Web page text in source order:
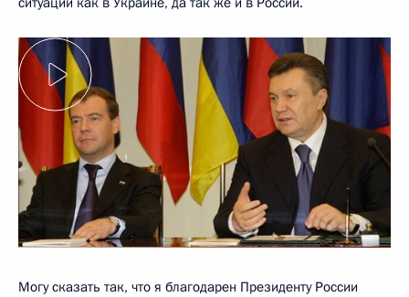
Могу сказать так, что я благодарен Президенту России